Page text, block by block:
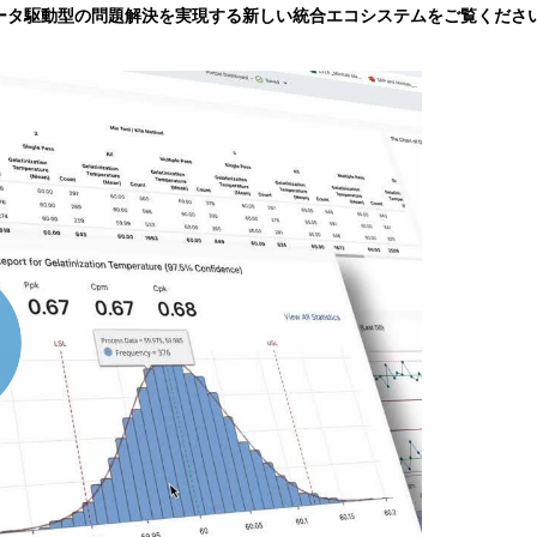
タ駆動型の問題解決を実現する新しい統合エコシステムをご覧くださ